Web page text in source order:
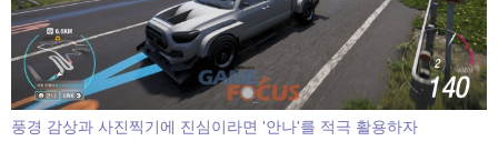
풍경 감상과 사진찍기에 진심이라면 '안나'를 적극 활용하자